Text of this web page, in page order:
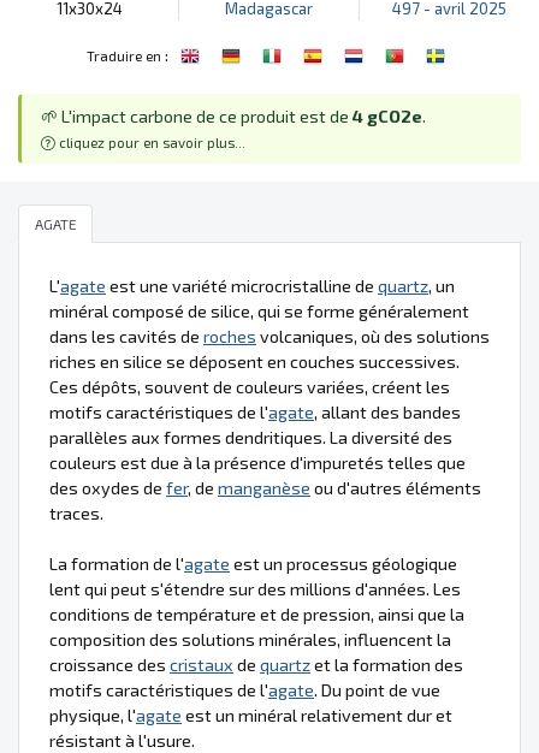
11x30x24 Madagascar 497 - avril 2025
Traduire en :
🌱 L'impact carbone de ce produit est de 4 gCO2e.
cliquez pour en savoir plus...
AGATE
L'agate est une variété microcristalline de quartz, un
minéral composé de silice, qui se forme généralement
dans les cavités de roches volcaniques, où des solutions
riches en silice se déposent en couches successives.
Ces dépôts, souvent de couleurs variées, créent les
motifs caractéristiques de l'agate, allant des bandes
parallèles aux formes dendritiques. La diversité des
couleurs est due à la présence d'impuretés telles que
des oxydes de fer, de manganèse ou d'autres éléments
traces.
La formation de l'agate est un processus géologique
lent qui peut s'étendre sur des millions d'années. Les
conditions de température et de pression, ainsi que la
composition des solutions minérales, influencent la
croissance des cristaux de quartzet la formation des
motifs caractéristiques de l'agate. Du point de vue
physique, l'agate est un minéral relativement dur et
résistant à l'usure.